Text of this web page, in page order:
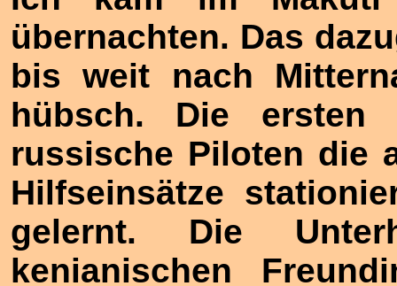
übernachten. Das
bis weit nach
hübsch. Die ersten
russische Piloten die
Hilfseinsätze
gelernt. Die
kenianischen